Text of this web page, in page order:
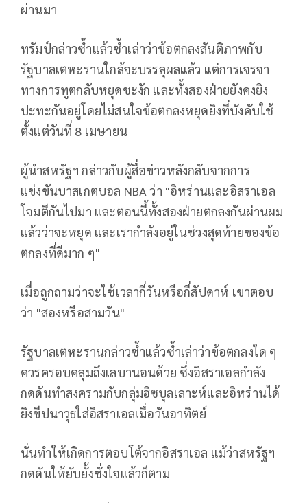
ผ่านมา
ทรัมป์กล่าวซ้ำแล้วซ้ำเล่าว่าข้อตกลงสันติภาพกับ
รัฐบาลเตหะรานใกล้จะบรรลุผลแล้ว แต่การเจรจา
ทางการทูตกลับหยุดชะงัก และทั้งสองฝ่ายยังคงยิง
ปะทะกันอยู่โดยไม่สนใจข้อตกลงหยุดยิงที่บังคับใช้
ตั้งแต่วันที่ 8 เมษายน
ผู้นำสหรัฐฯ กล่าวกับผู้สื่อข่าวหลังกลับจากการ
แข่งขันบาสเกตบอล NBA ว่า "อิหร่านและอิสราเอล
โจมตีกันไปมา และตอนนี้ทั้งสองฝ่ายตกลงกันผ่านผม
แล้วว่าจะหยุด และเรากำลังอยู่ในช่วงสุดท้ายของข้อ
ตกลงที่ดีมาก ๆ"
เมื่อถูกถามว่าจะใช้เวลากี่วันหรือกี่สัปดาห์ เขาตอบ
ว่า "สองหรือสามวัน"
รัฐบาลเตหะรานกล่าวซ้ำแล้วซ้ำเล่าว่าข้อตกลงใด ๆ
ควรครอบคลุมถึงเลบานอนด้วย ซึ่งอิสราเอลกำลัง
กดดันทำสงครามกับกลุ่มฮิซบุลเลาะห์และอิหร่านได้
ยิงขีปนาวุธใส่อิสราเอลเมื่อวันอาทิตย์
นั่นทำให้เกิดการตอบโต้จากอิสราเอล แม้ว่าสหรัฐฯ
กดดันให้ยับยั้งชั่งใจแล้วก็ตาม